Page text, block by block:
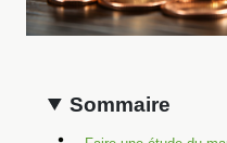
Sommaire